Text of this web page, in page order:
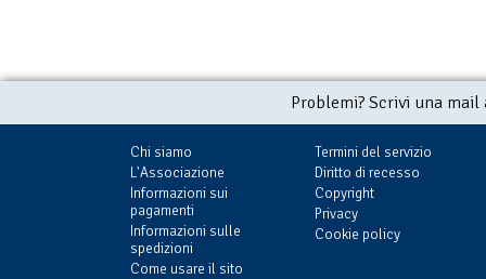
Problemi? Scrivi una
Chi siamo
L'Associazione
Informazioni sui
pagamenti
Informazioni sulle
spedizioni
Come usare il sito
Termini del servizio
Diritto di recesso
Copyright
Privacy
Cookie policy